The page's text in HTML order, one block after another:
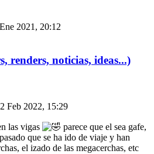
2021, 20:12
renders, noticias, ideas...)
Feb 2022, 15:29
las vigas
parece que el sea gafe,
que se ha ido de viaje y han
el izado de las megacerchas, etc